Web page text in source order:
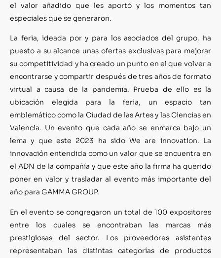
el valor añadido que les aportó y los momentos tan
especiales que se generaron.
La feria, ideada por y para los asociados del grupo, ha
puesto a su alcance unas ofertas exclusivas para mejorar
su competitividad y ha creado un punto en el que volver a
encontrarse y compartir después de tres años de formato
virtual a causa de la pandemia. Prueba de ello es la
ubicación elegida para la feria, un espacio tan
emblemático como la Ciudad de las Artes y las Ciencias en
Valencia. Un evento que cada año se enmarca bajo un
lema y que este 2023 ha sido We are innovation. La
innovación entendida como un valor que se encuentra en
el ADN de la compañía y que este año la firma ha querido
poner en valor y trasladar al evento más importante del
año para GAMMA GROUP.
En el evento se congregaron un total de 100 expositores
entre los cuales se encontraban las marcas más
prestigiosas del sector. Los proveedores asistentes
representaban las distintas categorías de productos